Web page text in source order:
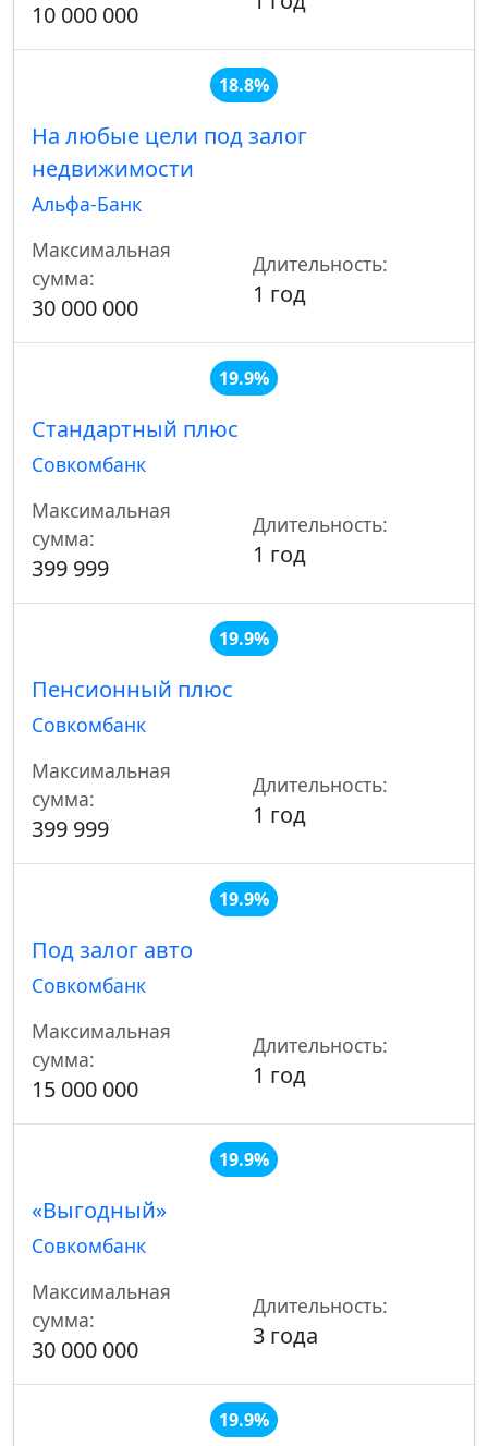
10 000 000
18.8%
На любые цели под залог
недвижимости
Альфа-Банк
Максимальная
сумма:
30 000 000
Длительность:
1 год
19.9%
Стандартный плюс
Совкомбанк
Максимальная
сумма:
399 999
Длительность:
1 год
19.9%
Пенсионный плюс
Совкомбанк
Максимальная
сумма:
399 999
Длительность:
1 год
19.9%
Под залог авто
Совкомбанк
Максимальная
сумма:
15 000 000
Длительность:
1 год
19.9%
«Выгодный»
Совкомбанк
Максимальная
сумма:
30 000 000
Длительность:
3 года
19.9%